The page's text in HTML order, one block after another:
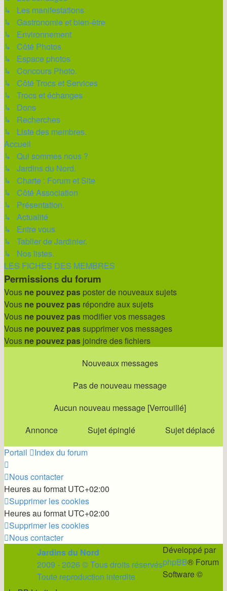
↳ Les manifestations
↳ Gastronomie et bien-être
↳ Environnement
↳ Côté Photos
↳ Espace photos
↳ Concours Photo.
↳ Côté Trocs et Services
↳ Trocs et échanges
↳ Dons
↳ Recherches
↳ Liste des membres.
Accueil
↳ Qui sommes nous ?
↳ Jardins du Nord.
↳ Charte : Forum et Site
↳ Côté Association
↳ Présentation.
↳ Actualité
↳ Entre vous
↳ Tablier de Jardinier.
↳ Nos listes.
LES FICHES DES MEMBRES
Permissions du forum
Vous ne pouvez pas poster de nouveaux sujets
Vous ne pouvez pas répondre aux sujets
Vous ne pouvez pas modifier vos messages
Vous ne pouvez passupprimer vos messages
Vous ne pouvez pas joindre des fichiers
Nouveaux messages
Pas de nouveau message
Aucun nouveau message [Verrouillé]
Annonce
Sujet épinglé
Sujet déplacé
Portail
Index du forum
Nous contacter
Heures au format UTC+02:00
Supprimer les cookies
Heures au format UTC+02:00
Supprimer les cookies
Nous contacter
Jardins du Nord
2009 - 2026 © Tous droits réservés
Toute reproduction interdite
Développé par
phpBB® Forum
Software ©